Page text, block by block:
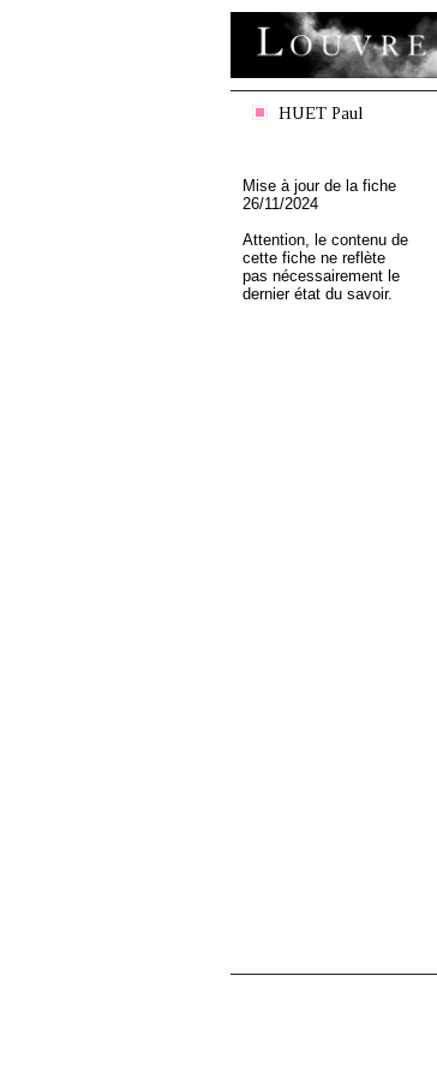
HUET Paul
Mise à jour de la fiche
26/11/2024
Attention, le contenu de
cette fiche ne reflète
pas nécessairement le
dernier état du savoir.